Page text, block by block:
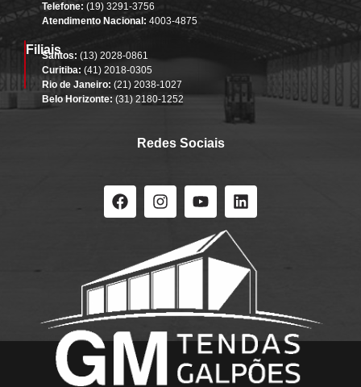
Telefone: (19) 3291-3756
Atendimento Nacional: 4003-4875
Filiais
Santos: (13) 2028-0861
Curitiba: (41) 2018-0305
Rio de Janeiro: (21) 2038-1027
Belo Horizonte: (31) 2180-1252
Redes Sociais